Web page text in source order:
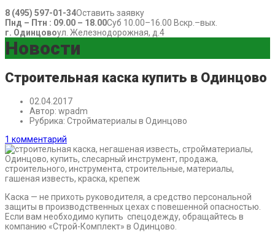
8 (495) 597-01-34Оставить заявку
Пнд – Птн : 09.00 – 18.00Суб 10.00–16.00 Вскр.–вых.
г. Одинцовоул. Железнодорожная, д.4
Новости
Строительная каска купить в Одинцово
02.04.2017
Автор: wpadm
Рубрика: Стройматериалы в Одинцово
1 комментарий
Каска — не прихоть руководителя, а средство персональной
защиты в производственных цехах с повешенной опасностью.
Если вам необходимо купить спецодежду, обращайтесь в
компанию «Строй-Комплект» в Одинцово.